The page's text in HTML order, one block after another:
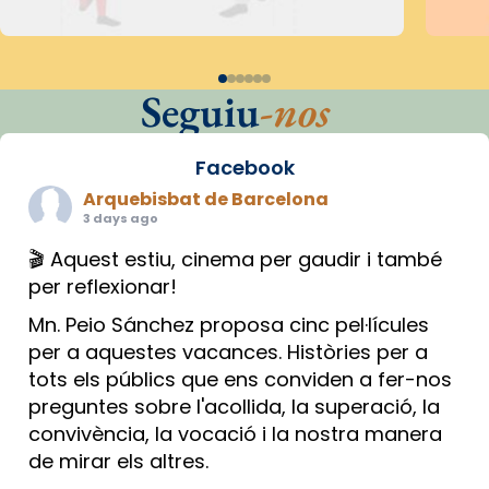
Seguiu-nos
Facebook
Arquebisbat de Barcelona
3 days ago
🎬 Aquest estiu, cinema per gaudir i també
per reflexionar!
Mn. Peio Sánchez proposa cinc pel·lícules
per a aquestes vacances. Històries per a
tots els públics que ens conviden a fer-nos
preguntes sobre l'acollida, la superació, la
convivència, la vocació i la nostra manera
de mirar els altres.